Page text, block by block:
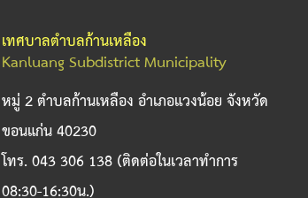
เทศบาลตำบลก้านเหลือง
Kanluang Subdistrict Municipality
หมู่ 2 ตำบลก้านเหลือง อำเภอแวงน้อย จังหวัด
ขอนแก่น 40230
โทร. 043 306 138 (ติดต่อในเวลาทำการ